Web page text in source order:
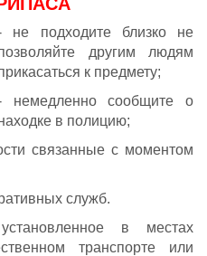
не подходите близко не
другим людям
к предмету;
немедленно сообщите о
в полицию;
связанные с моментом
служб.
в местах
транспорте или